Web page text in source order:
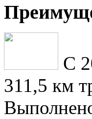
С
311,5 км